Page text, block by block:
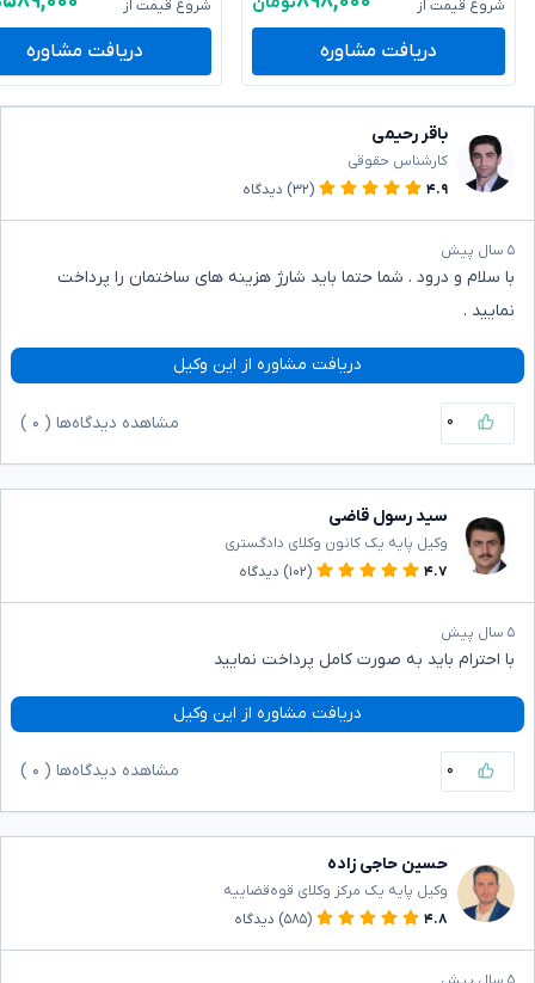
شروع قیمت از
دریافت مشاوره
شروع قیمت از
دریافت مشاوره
باقر رحیمی
کارشناس حقوقی
۴.۹
(۳۲) دیدگاه
۵ سال پیش
با سلام و درود . شما حتما باید شارژ هزینه های ساختمان را پرداخت
نمایید .
دریافت مشاوره از این وکیل
۰ مشاهده دیدگاه‌ها ( ۰
سید رسول قاضی
وکیل پایه یک کانون وکلای دادگستری
۴.۷
(۱۰۲) دیدگاه
۵ سال پیش
با احترام باید به صورت کامل پرداخت نمایید
دریافت مشاوره از این وکیل
۰ مشاهده دیدگاه‌ها ( ۰
حسین حاجی زاده
وکیل پایه یک مرکز وکلای قوه‌قضاییه
۴.۸
(۵۸۵) دیدگاه